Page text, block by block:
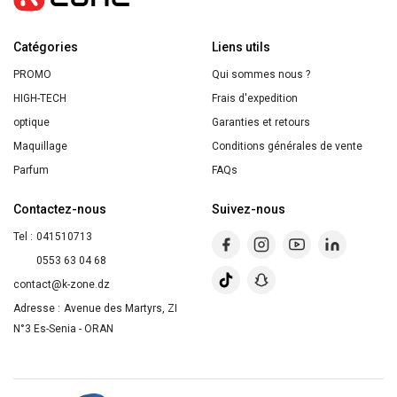
de
Coton
&
Aloe
Vera
BIO
Fruit
200ml
Catégories
PROMO
HIGH-TECH
optique
Maquillage
Parfum
Liens utils
Qui sommes nous ?
Frais d'expedition
Garanties et retours
Conditions générales de vente
FAQs
Contactez-nous
Tel : 041510713
0553 63 04 68
contact@k-zone.dz
Adresse : Avenue des Martyrs, ZI
N°3 Es-Senia - ORAN
Suivez-nous